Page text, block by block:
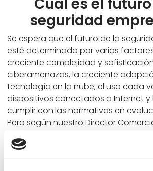
Cuál es el
seguridad
Se espera que el futuro de la
esté determinado por varios
creciente complejidad y
ciberamenazas, la creciente
tecnología en la nube, el uso cada
dispositivos conectados a Internet
cumplir con las normativas en
Pero según nuestro Director
empresarial.
SASE (Secure Access
un término relativamente nuevo